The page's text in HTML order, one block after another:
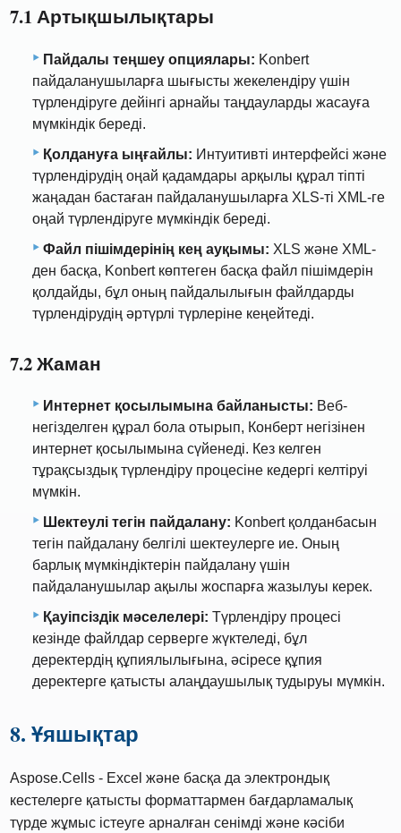
7.1 Артықшылықтары
Пайдалы теңшеу опциялары: Konbert
пайдаланушыларға шығысты жекелендіру үшін
түрлендіруге дейінгі арнайы таңдауларды жасауға
мүмкіндік береді.
Қолдануға ыңғайлы: Интуитивті интерфейсі және
түрлендірудің оңай қадамдары арқылы құрал тіпті
жаңадан бастаған пайдаланушыларға XLS-ті XML-ге
оңай түрлендіруге мүмкіндік береді.
Файл пішімдерінің кең ауқымы: XLS және XML-
ден басқа, Konbert көптеген басқа файл пішімдерін
қолдайды, бұл оның пайдалылығын файлдарды
түрлендірудің әртүрлі түрлеріне кеңейтеді.
7.2 Жаман
Интернет қосылымына байланысты: Веб-
негізделген құрал бола отырып, Конберт негізінен
интернет қосылымына сүйенеді. Кез келген
тұрақсыздық түрлендіру процесіне кедергі келтіруі
мүмкін.
Шектеулі тегін пайдалану: Konbert қолданбасын
тегін пайдалану белгілі шектеулерге ие. Оның
барлық мүмкіндіктерін пайдалану үшін
пайдаланушылар ақылы жоспарға жазылуы керек.
Қауіпсіздік мәселелері: Түрлендіру процесі
кезінде файлдар серверге жүктеледі, бұл
деректердің құпиялылығына, әсіресе құпия
деректерге қатысты алаңдаушылық тудыруы мүмкін.
8. Ұяшықтар
Aspose.Cells - Excel және басқа да электрондық
кестелерге қатысты форматтармен бағдарламалық
түрде жұмыс істеуге арналған сенімді және кәсіби